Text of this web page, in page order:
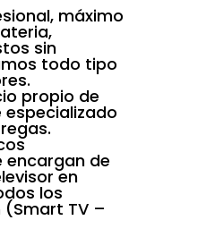
máximo
sin
todo tipo
propio de
encargan de
en
los
TV –